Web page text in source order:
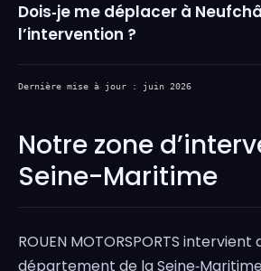
Dois‑je me déplacer à
l’intervention ?
Dernière mise à jour : juin 2026
Notre zone
Seine-Maritime
ROUEN MOTORSPORTS
département de la